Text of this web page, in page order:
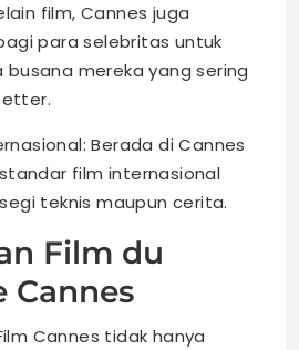
film, Cannes juga
para selebritas untuk
mereka yang sering
Berada di Cannes
film internasional
teknis maupun cerita.
Film du
Cannes
Cannes tidak hanya